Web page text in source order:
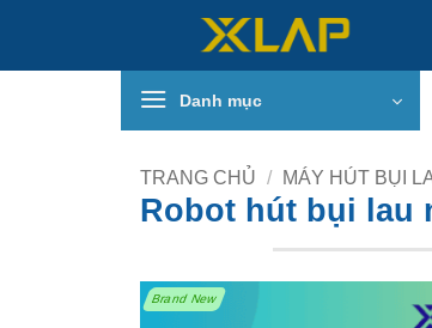
nội
Danh mục
TRANG CHỦ / MÁY HÚT BỤI
Robot hút bụi lau
Brand New